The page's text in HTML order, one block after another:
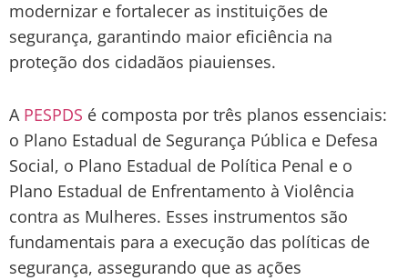
modernizar e fortalecer as instituições de
segurança, garantindo maior eficiência na
proteção dos cidadãos piauienses.
A PESPDS é composta por três planos essenciais:
o Plano Estadual de Segurança Pública e Defesa
Social, o Plano Estadual de Política Penal e o
Plano Estadual de Enfrentamento à Violência
contra as Mulheres. Esses instrumentos são
fundamentais para a execução das políticas de
segurança, assegurando que as ações